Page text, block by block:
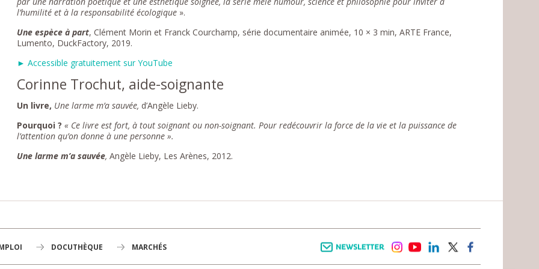
l’humilité et à la responsabilité écologique ».
Une espèce à part, Clément Morin et Franck Courchamp, série documentaire animée, 10 × 3 min, ARTE France,
Lumento, DuckFactory, 2019.
► Accessible gratuitement sur YouTube
Corinne Trochut, aide-soignante
Un livre, Une larme m’a sauvée, d’Angèle Lieby.
Pourquoi ?« Ce livre est fort, à tout soignant ou non-soignant. Pour redécouvrir la force de la vie et la puissance de
l’attention qu’on donne à une personne ».
Une larme m’a sauvée,Angèle Lieby, Les Arènes, 2012.
DOCUTHÈQUE MARCHÉS